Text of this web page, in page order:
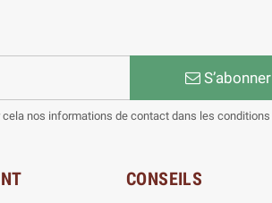
S’abonner
nos informations de contact dans les conditions
CONSEILS